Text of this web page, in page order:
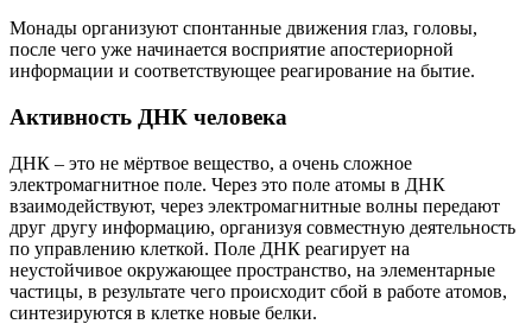
Монады организуют спонтанные движения глаз, головы,
после чего уже начинается восприятие апостериорной
информации и соответствующее реагирование на бытие.
Активность ДНК человека
ДНК – это не мёртвое вещество, а очень сложное
электромагнитное поле. Через это поле атомы в ДНК
взаимодействуют, через электромагнитные волны передают
друг другу информацию, организуя совместную деятельность
по управлению клеткой. Поле ДНК реагирует на
неустойчивое окружающее пространство, на элементарные
частицы, в результате чего происходит сбой в работе атомов,
синтезируются в клетке новые белки.